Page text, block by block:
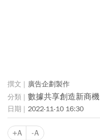
廣告企劃製作
數據共享創造新商機
2022-11-10 16:30
+A -A